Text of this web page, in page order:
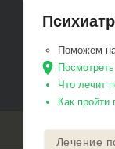
Поможем
Что лечит
Как пройти
Лечение